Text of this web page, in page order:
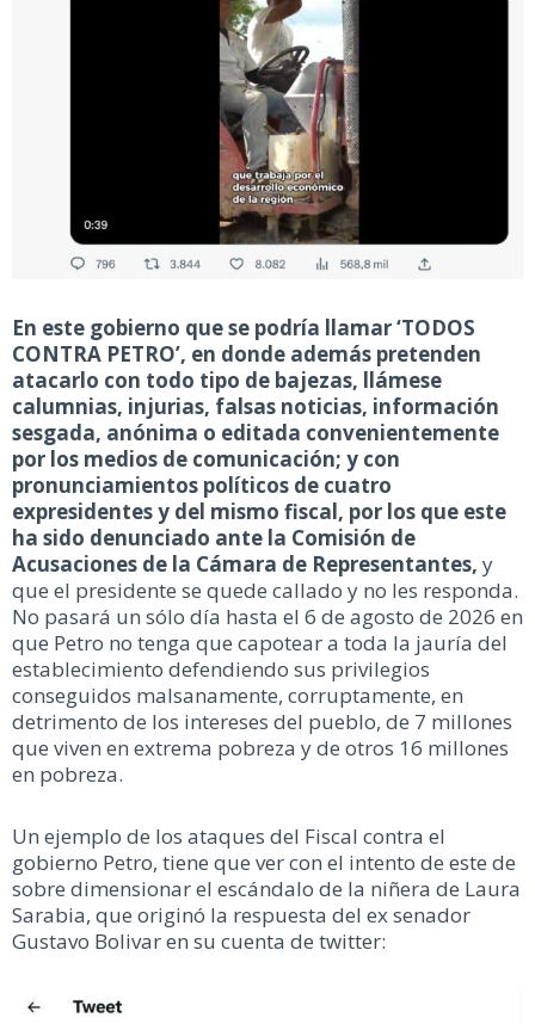
En este gobierno que se podría llamar ‘TODOS
CONTRA PETRO’, en donde además pretenden
atacarlo con todo tipo de bajezas, llámese
calumnias, injurias, falsas noticias, información
sesgada, anónima o editada convenientemente
por los medios de comunicación; y con
pronunciamientos políticos de cuatro
expresidentes y del mismo fiscal, por los que este
ha sido denunciado ante la Comisión de
Acusaciones de la Cámara de Representantes, y
que el presidente se quede callado y no les responda.
No pasará un sólo día hasta el 6 de agosto de 2026 en
que Petro no tenga que capotear a toda la jauría del
establecimiento defendiendo sus privilegios
conseguidos malsanamente, corruptamente, en
detrimento de los intereses del pueblo, de 7 millones
que viven en extrema pobreza y de otros 16 millones
en pobreza.
Un ejemplo de los ataques del Fiscal contra el
gobierno Petro, tiene que ver con el intento de este de
sobre dimensionar el escándalo de la niñera de Laura
Sarabia, que originó la respuesta del ex senador
Gustavo Bolivar en su cuenta de twitter: